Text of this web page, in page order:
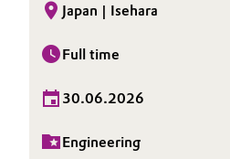
Japan | Isehara
Full time
30.06.2026
Engineering